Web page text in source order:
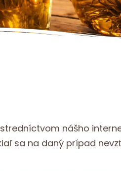
nášho
sa na daný prípad